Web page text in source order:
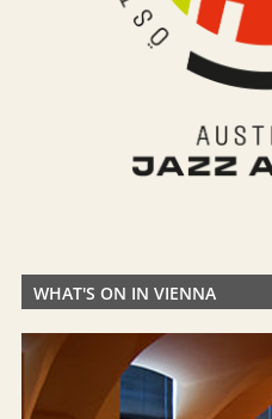
WHAT'S ON IN VIENNA